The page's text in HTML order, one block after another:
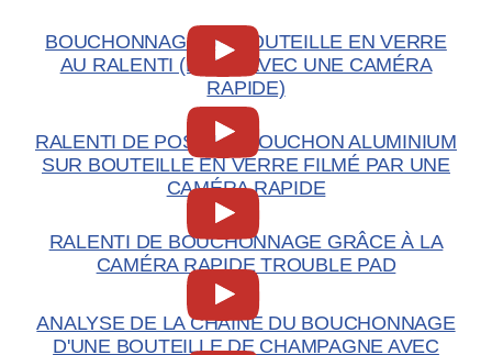
BOUCHONNAGE DE BOUTEILLE EN VERRE
AU RALENTI (FILMÉ AVEC UNE CAMÉRA
RAPIDE)
RALENTI DE POSE DE BOUCHON ALUMINIUM
SUR BOUTEILLE EN VERRE FILMÉ PAR UNE
CAMÉRA RAPIDE
RALENTI DE BOUCHONNAGE GRÂCE À LA
CAMÉRA RAPIDE TROUBLE PAD
ANALYSE DE LA CHAÎNE DU BOUCHONNAGE
D'UNE BOUTEILLE DE CHAMPAGNE AVEC